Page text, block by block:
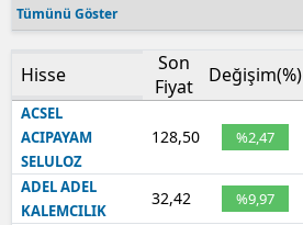
Tümünü Göster
Hisse
Son
Fiyat
Değişim(%)
ACSEL
ACIPAYAM
SELULOZ
128,50 %2,47
ADEL ADEL
KALEMCILIK
32,42 %9,97